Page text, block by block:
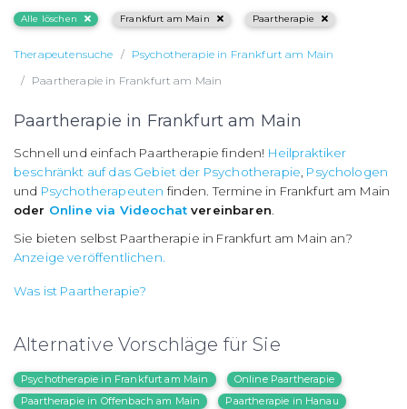
Alle löschen Frankfurt am Main Paartherapie
Therapeutensuche
Psychotherapie in Frankfurt am Main
Paartherapie in Frankfurt am Main
Paartherapie in Frankfurt am Main
Schnell und einfach Paartherapie finden! Heilpraktiker
beschränkt auf das Gebiet der Psychotherapie Psychologen
und Psychotherapeuten finden. Termine in Frankfurt am Main
oder Online via Videochat vereinbaren
Sie bieten selbst Paartherapie in Frankfurt am Main an?
Anzeige veröffentlichen.
Was ist Paartherapie?
Alternative Vorschläge für Sie
Psychotherapie in Frankfurt am Main
Online Paartherapie
Paartherapie in Offenbach am Main
Paartherapie in Hanau